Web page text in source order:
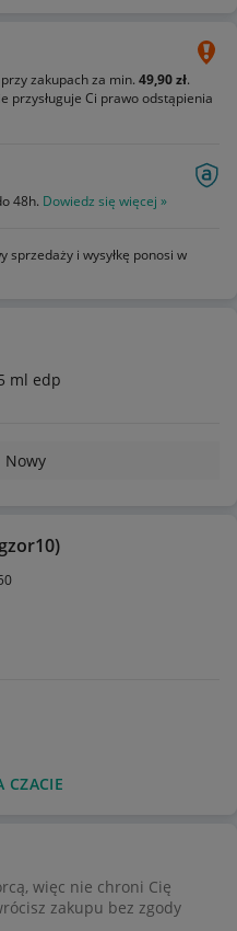
przy zakupach za min. 49,90 zł.
przysługuje Ci prawo odstąpienia
48h. Dowiedz się więcej »
sprzedaży i wysyłkę ponosi w
ml edp
Nowy
CZACIE
więc nie chroni Cię
zakupu bez zgody